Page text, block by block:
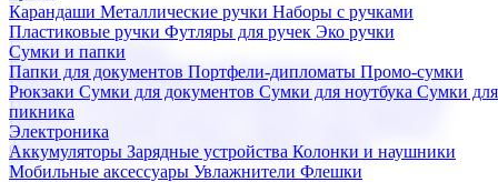
Карандаши Металлические ручки Наборы с ручками
Пластиковые ручки Футляры для ручек Эко ручки
Сумки и папки
Папки для документов Портфели-дипломаты Промо-сумки
Рюкзаки Сумки для документов Сумки для ноутбука Сумки для
пикника
Электроника
Аккумуляторы Зарядные устройства Колонки и наушники
Мобильные аксессуары Увлажнители Флешки
Подарочные наборы
Бизнес наборыКофейные наборы Кошельки
Наборы из кожиНаборы ручекНаборы с аккумуляторами
Наборы с бутылками для воды
Наборы с ежедневниками
Наборы с кружками
флешкамиНовогодние наборыЧайные наборы